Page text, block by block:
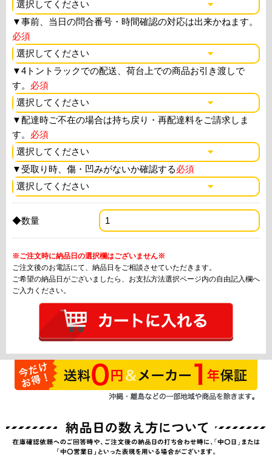
▼事前、当日の問合番号・時間確認の対応は出来かねます。
必須
▼4トントラックでの配送、荷台上での商品お引き渡しで
す。 必須
▼配達時ご不在の場合は持ち戻り・再配達料をご請求しま
す。 必須
▼ 受取り時、傷・凹みがないか確認する必須
◆数量
※ご注文時に納品日の選択欄はございません※
ご注文後のお電話にて、納品日をご相談させていただきます。
ご希望の納品日がございましたら、お支払方法選択ページ内の自由記入欄へ
ご入力ください。